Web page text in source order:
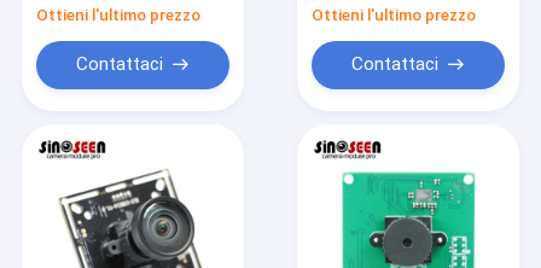
Ottieni l'ultimo prezzo
Contattaci
Ottieni l'ultimo prezzo
Contattaci